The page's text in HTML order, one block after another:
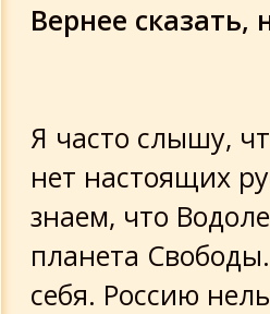
Вернее сказать,
Я часто слышу,
нет настоящих
знаем, что
планета
себя. Россию